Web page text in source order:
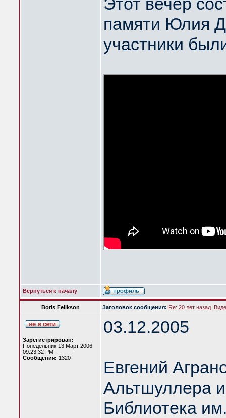
памяти Юлия
участники
Вернуться к началу
Boris Felikson Заголовок сообщения: Re: 20 лет назад.
Зарегистрирован:
Понедельник 13 Март 2006
09:23:32 PM
Сообщения: 1320
03.12.2005
Евгений
Альтшуллера
Библиотека